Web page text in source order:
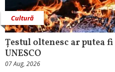
Cultură
Țestul oltenesc ar putea
UNESCO
07 Aug, 2026